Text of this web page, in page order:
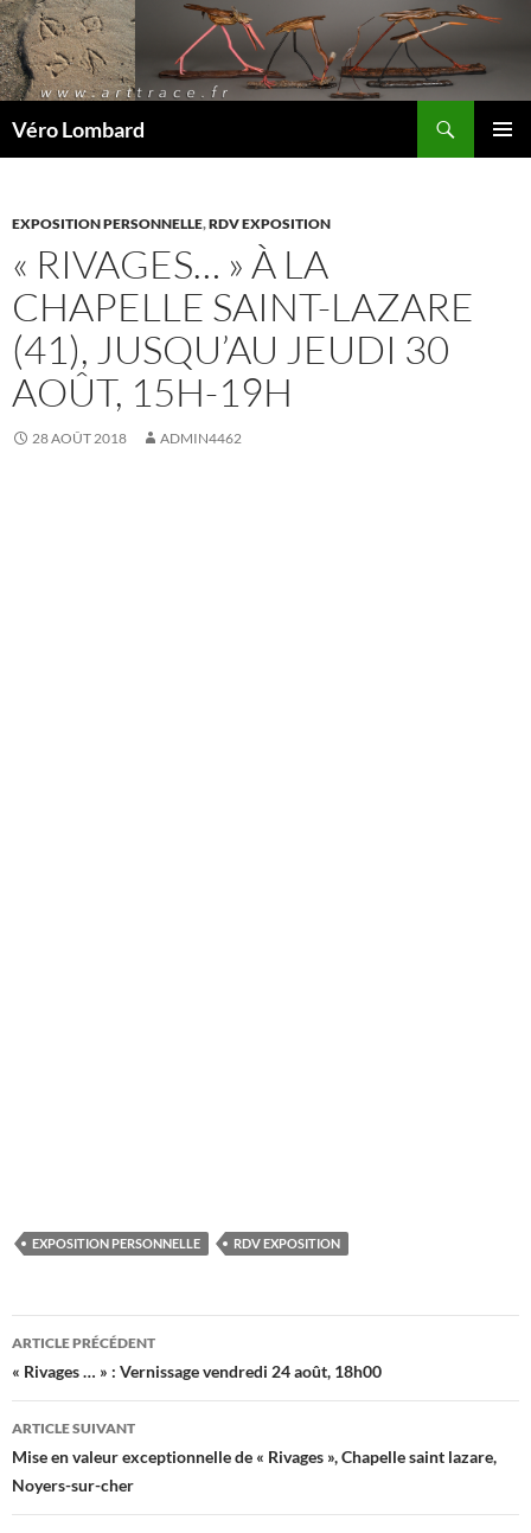
Véro Lombard
EXPOSITION PERSONNELLE,RDV EXPOSITION
« RIVAGES… » À LA
CHAPELLE SAINT-LAZARE
(41), JUSQU’AU JEUDI 30
AOÛT, 15H-19H
28 AOÛT 2018 ADMIN4462
EXPOSITION PERSONNELLE RDV EXPOSITION
Navigation
des
articles
ARTICLE PRÉCÉDENT
« Rivages … » : Vernissage vendredi 24 août, 18h00
ARTICLE SUIVANT
Mise en valeur exceptionnelle de « Rivages », Chapelle saint lazare,
Noyers-sur-cher